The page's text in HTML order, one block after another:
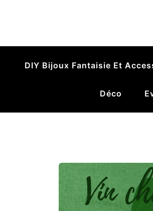
Le
DIY Bijoux Fantaisie Et
Déco